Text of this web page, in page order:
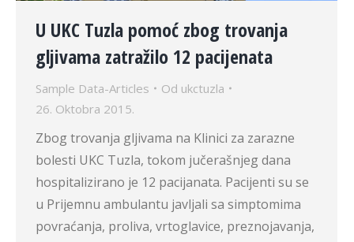
U UKC Tuzla pomoć zbog trovanja
gljivama zatražilo 12 pacijenata
Sample Data-Articles Od ukctuzla
26. Oktobra 2015.
Zbog trovanja gljivama na Klinici za zarazne
bolesti UKC Tuzla, tokom jučerašnjeg dana
hospitalizirano je 12 pacijanata. Pacijenti su se
u Prijemnu ambulantu javljali sa simptomima
povraćanja, proliva, vrtoglavice, preznojavanja,